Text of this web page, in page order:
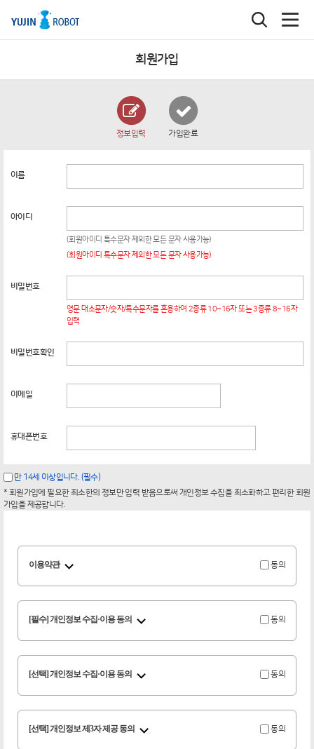
회원가입
정보입력 가입완료
이름
아이디
(회원아이디 특수문자 제외한 모든 문자 사용가능)
(회원아이디 특수문자 제외한 모든 문자 사용가능)
비밀번호
영문 대소문자/숫자/특수문자를 혼용하여 2종류 10~16자 또는 3종류 8~16자
입력
비밀번호확인
이메일
휴대폰번호
만 14세 이상입니다. (필수)
* 회원가입에 필요한 최소한의 정보만 입력 받음으로써 개인정보 수집을 최소화하고 편리한 회원
가입을 제공합니다.
이용약관 동의
[필수] 개인정보 수집·이용 동의 동의
[선택] 개인정보 수집·이용 동의 동의
[선택] 개인정보 제3자 제공 동의 동의